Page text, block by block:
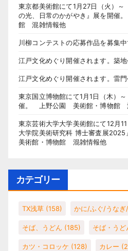
東京都美術館にて1月27日（火）
の光、日常のかがやき』展を開
館 混雑情報他
川柳コンテストの応募作品を募集中
江戸文化めぐり開催されます。築
江戸文化めぐり開催されます。雷
東京国立博物館にて1月1日（木）
催。 上野公園 美術館・博物館
東京芸術大学大学美術館にて12月
大学院美術研究科 博士審査展
美術館・博物館 混雑情報他
カテゴリー
TX浅草 (158) かに/ふぐ/うなぎ
そば、うどん (185) そば・うど
カツ・コロッケ (128) カレー